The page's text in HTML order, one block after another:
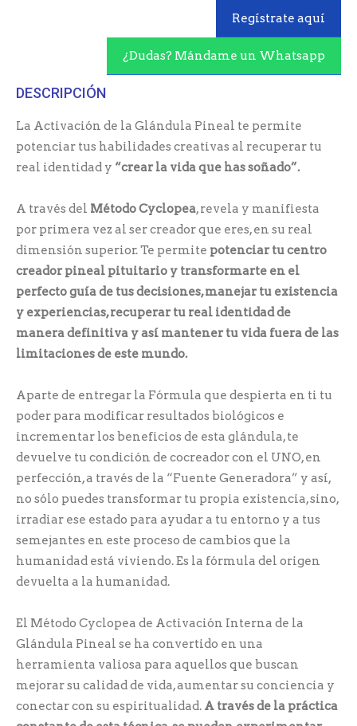
Regístrate aquí
¿Dudas? Mándame un Whatsapp
DESCRIPCIÓN
La Activación de la Glándula Pineal te permite
potenciar tus habilidades creativas al recuperar tu
real identidad y “crear la vida que has soñado”.
A través del Método Cyclopea, revela y manifiesta
por primera vez al ser creador que eres, en su real
dimensión superior. Te permite potenciar tu centro
creador pineal pituitario y transformarte en el
perfecto guía de tus decisiones, manejar tu existencia
y experiencias, recuperar tu real identidad de
manera definitiva y así mantener tu vida fuera de las
limitaciones de este mundo.
Aparte de entregar la Fórmula que despierta en ti tu
poder para modificar resultados biológicos e
incrementar los beneficios de esta glándula, te
devuelve tu condición de cocreador con el UNO, en
perfección, a través de la “Fuente Generadora” y así,
no sólo puedes transformar tu propia existencia, sino,
irradiar ese estado para ayudar a tu entorno y a tus
semejantes en este proceso de cambios que la
humanidad está viviendo. Es la fórmula del origen
devuelta a la humanidad.
El Método Cyclopea de Activación Interna de la
Glándula Pineal se ha convertido en una
herramienta valiosa para aquellos que buscan
mejorar su calidad de vida, aumentar su conciencia y
conectar con su espiritualidad. A través de la práctica